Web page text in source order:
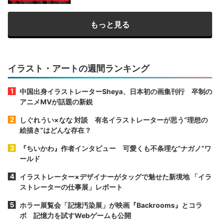
もっと見る
イラスト・アートの週間ランキング
中国出身イラストレーターSheya、日本初の画集刊行 卒制の
アニメMVが話題の新鋭
しぐれうい×なな 対談 有名イラストレーターが思う“理想の
絵描き”はどんな存在？
『ちいかわ』作者インタビュー 可愛くも不条理な“ナガノ“ワ
ールド
イラストレーター×デザイナーがタッグで魅せた新境地 「イラ
ストレーターの仕事展」レポート
ホラー展覧会「記憶汚染展」が映画『Backrooms』とコラ
ボ 記憶力を試すWebゲームも公開